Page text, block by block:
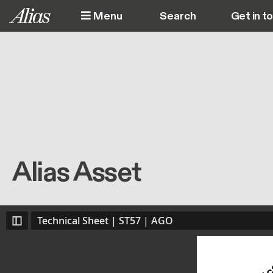
Skip to main content
Menu Get in
Alias Asset
Technical Sheet | ST57 | AGO